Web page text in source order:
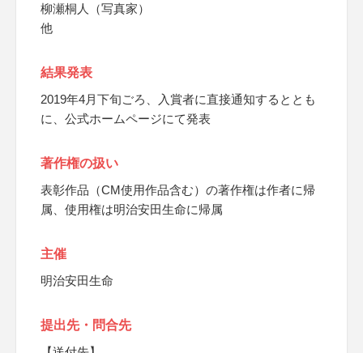
柳瀬桐人（写真家）
他
結果発表
2019年4月下旬ごろ、入賞者に直接通知するととも
に、公式ホームページにて発表
著作権の扱い
表彰作品（CM使用作品含む）の著作権は作者に帰
属、使用権は明治安田生命に帰属
主催
明治安田生命
提出先・問合先